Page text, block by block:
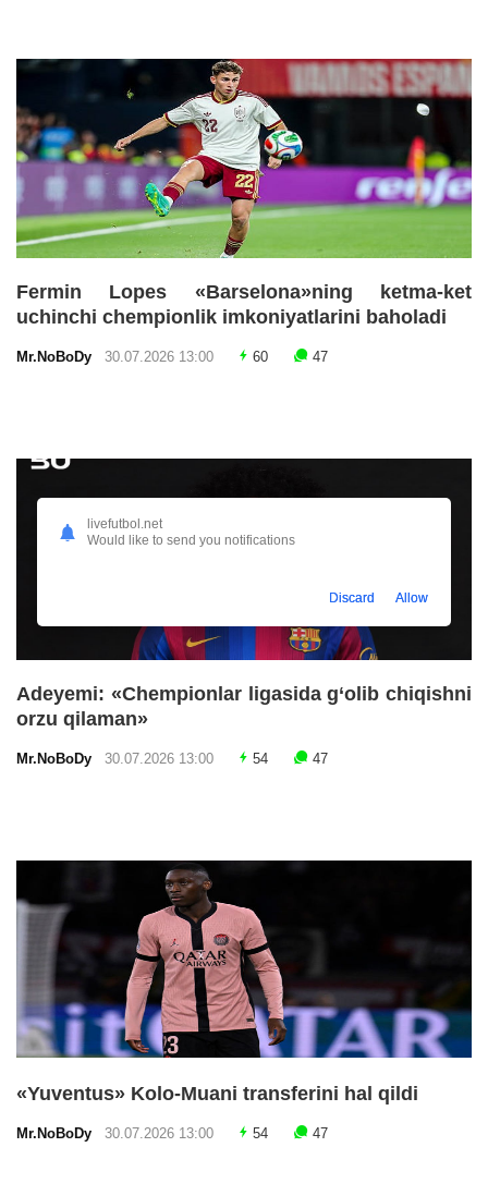
Fermin Lopes «Barselona»ning ketma-ket
uchinchi chempionlik imkoniyatlarini baholadi
Mr.NoBoDy 30.07.2026 13:00 60 47
Adeyemi: «Chempionlar ligasida g‘olib chiqishni
orzu qilaman»
Mr.NoBoDy 30.07.2026 13:00 54 47
«Yuventus» Kolo-Muani transferini hal qildi
Mr.NoBoDy 30.07.2026 13:00 54 47
livefutbol.net
Would like to send you notifications
Discard Allow